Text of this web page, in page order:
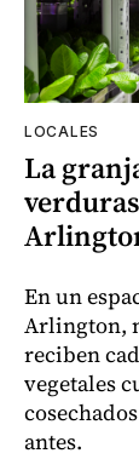
LOCALES
La
En un
Arlington,
reciben
vegetales
antes.